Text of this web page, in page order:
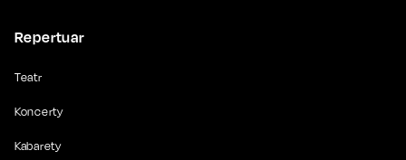
Repertuar
Teatr
Koncerty
Kabarety